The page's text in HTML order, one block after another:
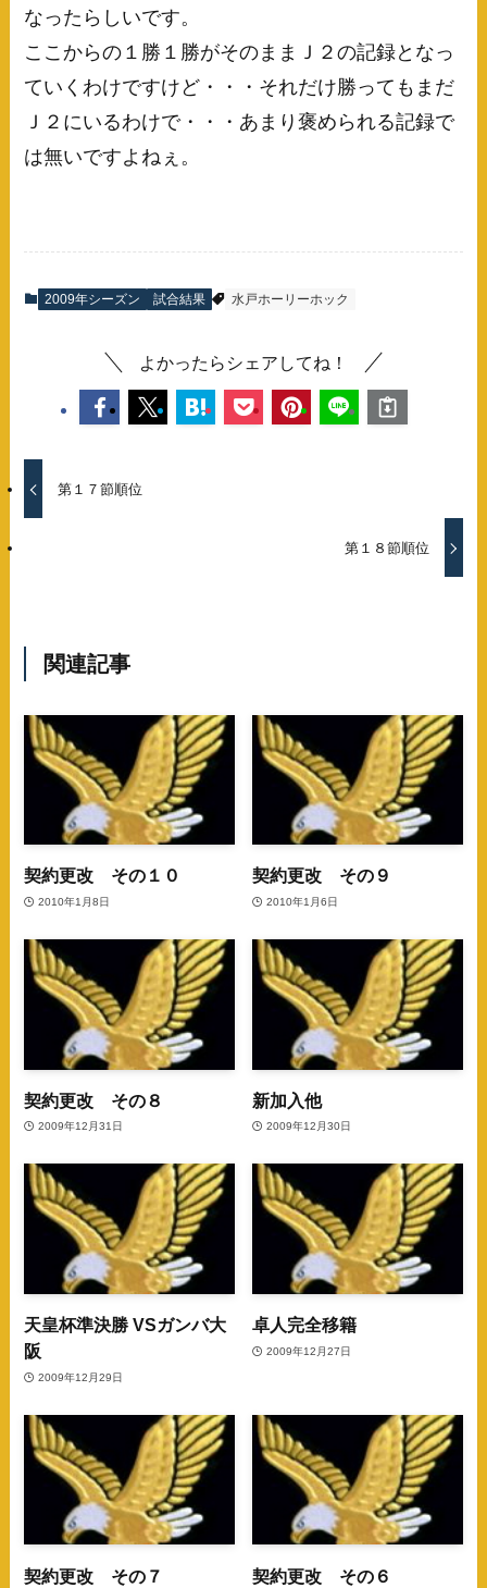
なったらしいです。
ここからの１勝１勝がそのままＪ２の記録となっ
ていくわけですけど・・・それだけ勝ってもまだ
Ｊ２にいるわけで・・・あまり褒められる記録で
は無いですよねぇ。
2009年シーズン 試合結果 水戸ホーリーホック
よかったらシェアしてね！
第１７節順位
第１８節順位
関連記事
契約更改 その１０
2010年1月8日
契約更改 その９
2010年1月6日
契約更改 その８
2009年12月31日
新加入他
2009年12月30日
天皇杯準決勝 VSガンバ大
阪
2009年12月29日
卓人完全移籍
2009年12月27日
契約更改 その７ 契約更改 その６